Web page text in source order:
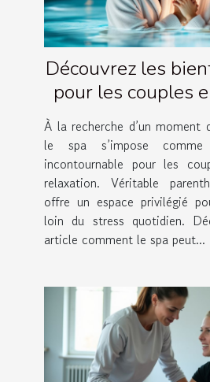
Découvrez les
pour les couples
À la recherche d’un moment
le spa s’impose comme
incontournable pour les
relaxation. Véritable
offre un espace privilégié
loin du stress quotidien.
article comment le spa peut...